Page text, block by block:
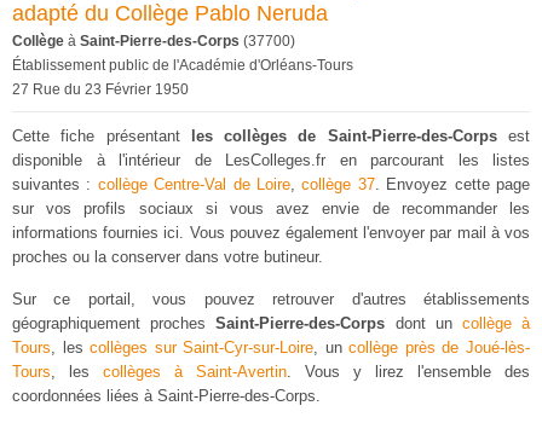
adapté du Collège Pablo Neruda
Collège à Saint-Pierre-des-Corps (37700)
Établissement public de l'Académie d'Orléans-Tours
27 Rue du 23 Février 1950
Cette fiche présentant les collèges de Saint-Pierre-des-Corpsest
disponible à l'intérieur de LesColleges.fr en parcourant les listes
suivantes : collège Centre-Val de Loire,collège 37. Envoyez cette page
sur vos profils sociaux si vous avez envie de recommander les
informations fournies ici. Vous pouvez également l'envoyer par mail à vos
proches ou la conserver dans votre butineur.
Sur ce portail, vous pouvez retrouver d'autres établissements
géographiquement prochesSaint-Pierre-des-Corps dont un collège à
Tours, lescollèges sur Saint-Cyr-sur-Loire, uncollège près de Joué-lès-
Tours, les collèges à Saint-Avertin. Vous y lirez l'ensemble des
coordonnées liées à Saint-Pierre-des-Corps.